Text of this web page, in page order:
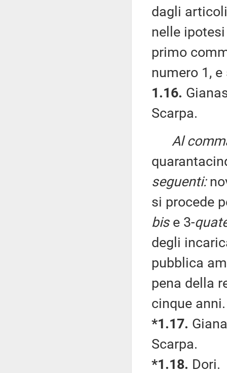
dagli
nelle
primo
numero 1,
1.16.
Scarpa.
Al
seguenti:
si procede
bise 3-
degli
pubblica
pena della
cinque anni.
*1.17.
Scarpa.
*1.18. Dori.